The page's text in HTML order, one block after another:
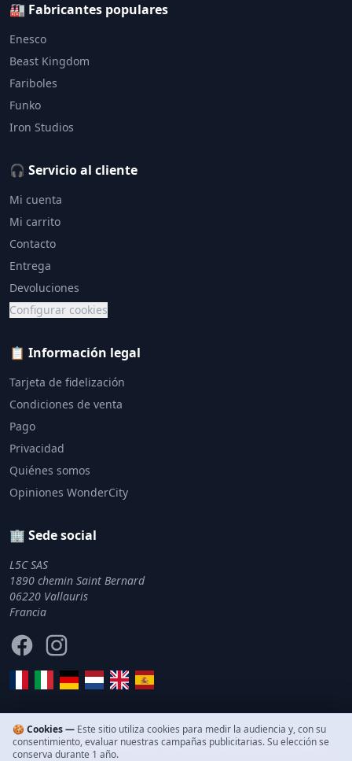
🏭 Fabricantes populares
Enesco
Beast Kingdom
Fariboles
Funko
Iron Studios
🎧 Servicio al cliente
Mi cuenta
Mi carrito
Contacto
Entrega
Devoluciones
Configurar cookies
📋 Información legal
Tarjeta de fidelización
Condiciones de venta
Pago
Privacidad
Quiénes somos
Opiniones WonderCity
🏢 Sede social
L5C SAS
1890 chemin Saint Bernard
06220 Vallauris
Francia
FacebookInstagram
© 2011–2026 WonderCity. Todos los derechos reservados.
🍪 Cookies — Este sitio utiliza cookies para medir la audiencia y, con su
consentimiento, evaluar nuestras campañas publicitarias. Su elección se
conserva durante 1 año.